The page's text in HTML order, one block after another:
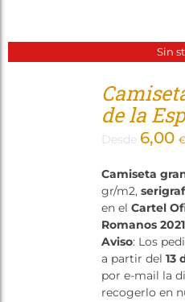
Sin
de la
Desde 6,00 €
Camiseta
gr/m2,
en el Cartel
Romanos 2021
Aviso: Los
a partir del 13
por e-mail la
recogerlo en